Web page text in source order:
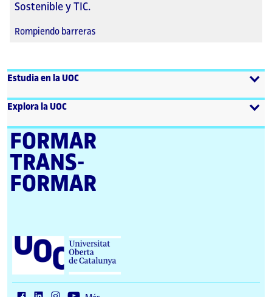
Sostenible y TIC.
Rompiendo barreras
Estudia en la UOC
Explora la UOC
FORMAR
TRANS­
FORMAR
U
e